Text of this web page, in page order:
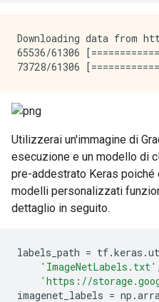
Downloading data from
65536/61306
Utilizzerai un'immagine di
esecuzione e un modello di
pre-addestrato Keras poiché
modelli personalizzati
dettaglio in seguito.
labels_path = tf.keras .
'ImageNetLabels.txt' ,
'https://
imagenet_labels = np .